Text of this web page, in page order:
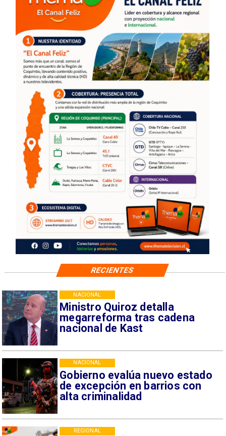
Ministro Quiroz detalla
megarreforma tras cadena
nacional de Kast
NACIONAL
Gobierno evalúa nuevo estado
de excepción en barrios con
alta criminalidad
NACIONAL
REGIONAL
RECIENTES